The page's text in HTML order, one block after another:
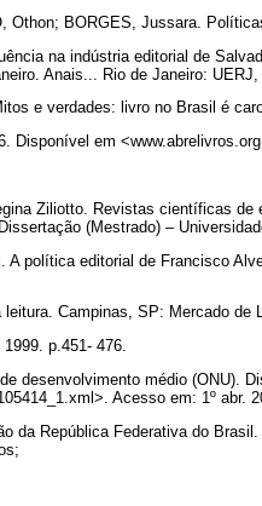
Othon; BORGES, Jussara.
na indústria editorial de
Anais... Rio de Janeiro:
e verdades: livro no Brasil é
Disponível em
Ziliotto. Revistas científicas
(Mestrado) –
A política editorial de Francisco
leitura. Campinas, SP: Mercado de
p.451- 476.
desenvolvimento médio (ONU).
Acesso em: 1º abr.
da República Federativa do